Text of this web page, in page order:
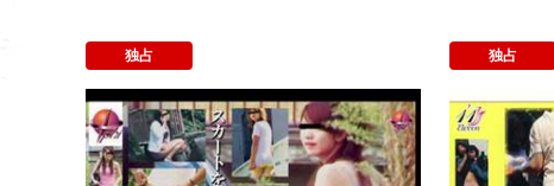
独占
THE・スカート
独占